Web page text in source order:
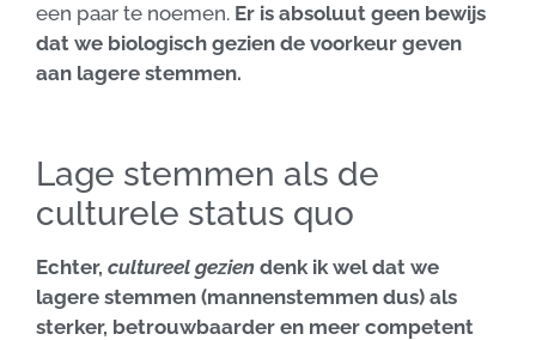
een paar te noemen. Er is absoluut geen bewijs
dat we biologisch gezien de voorkeur geven
aan lagere stemmen.
Lage stemmen als de
culturele status quo
Echter, cultureel gezien denk ik wel dat we
lagere stemmen (mannenstemmen dus) als
sterker, betrouwbaarder en meer competent